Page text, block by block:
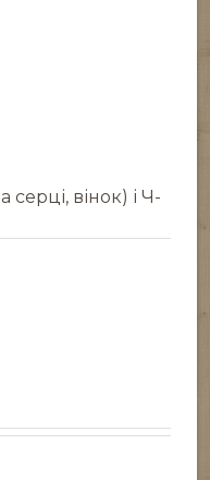
серці, вінок) і Ч-